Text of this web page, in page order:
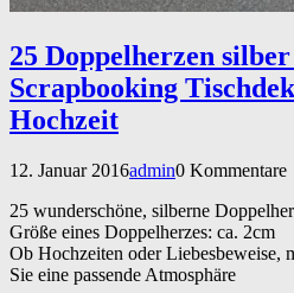
25 Doppelherzen
Scrapbooking
Hochzeit
12. Januar 2016admin0 Kommentare
25 wunderschöne, silberne
Größe eines Doppelherzes: ca. 2cm
Ob Hochzeiten oder Liebesbeweise,
Sie eine passende Atmosphäre